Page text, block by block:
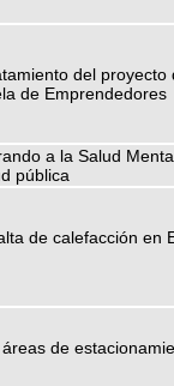
del proyecto
de Emprendedores
a la Salud
pública
de calefacción en
de